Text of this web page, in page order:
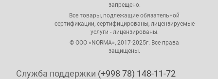
запрещено.
Все товары, подлежащие обязательной
сертификации, сертифицированы, лицензируемые
услуги - лицензированы.
© ООО «NORMA», 2017-2025г. Все права
защищены.
Служба поддержки (+998 78) 148-11-72